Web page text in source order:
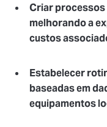
Criar
melhorando a
custos
Estabelecer
baseadas em
equipamentos